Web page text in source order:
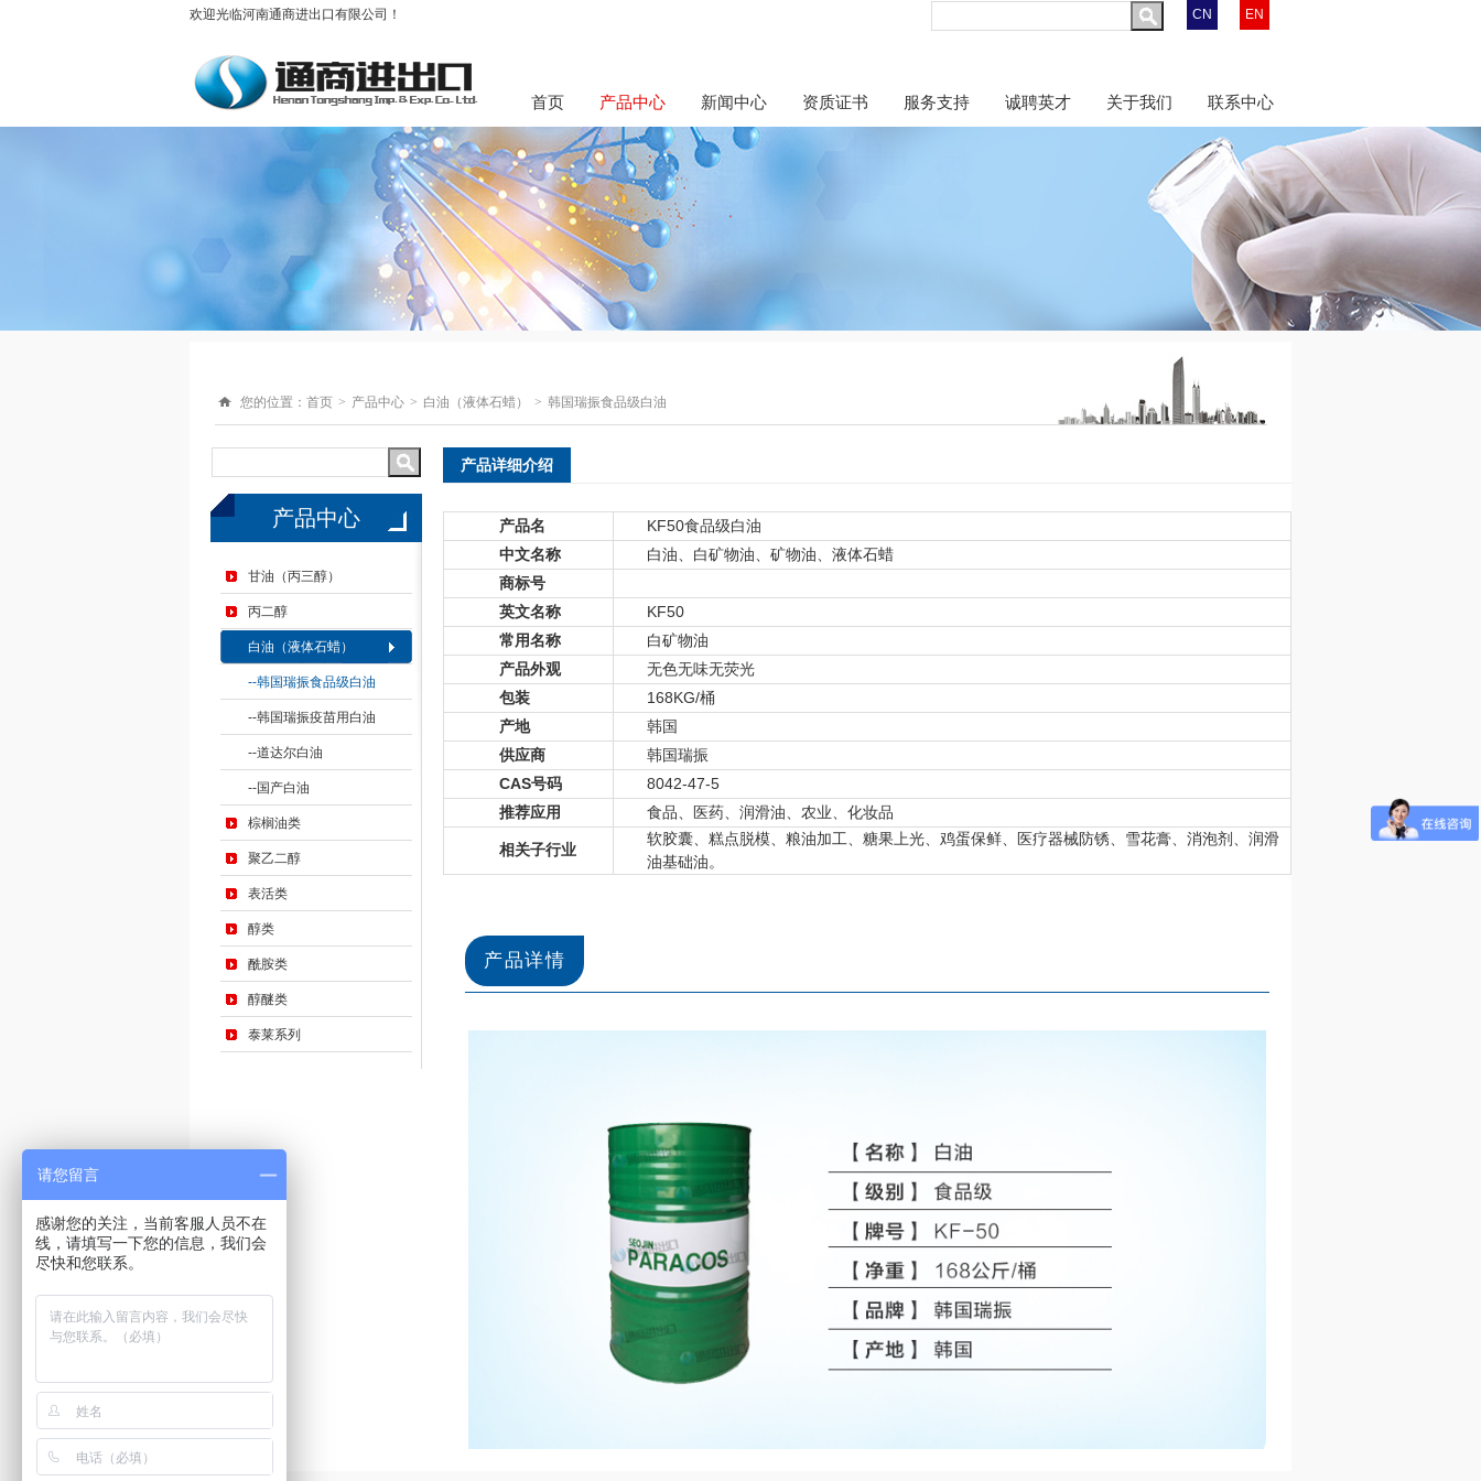
欢迎光临河南通商进出口有限公司！ CN EN
首页 产品中心 新闻中心 资质证书 服务支持 诚聘英才 关于我们 联系中心
您的位置： 首页 产品中心 白油（液体石蜡） 韩国瑞振食品级白油
产品中心
甘油（丙三醇）
丙二醇
白油（液体石蜡）
韩国瑞振食品级白油
韩国瑞振疫苗用白油
道达尔白油
国产白油
棕榈油类
聚乙二醇
表活类
醇类
酰胺类
醇醚类
泰莱系列
产品详细介绍
产品名
KF50食品级白油
中文名称
白油、白矿物油、矿物油、液体石蜡
商标号
英文名称
KF50
常用名称
白矿物油
产品外观
无色无味无荧光
包装
168KG/桶
产地
韩国
供应商
韩国瑞振
CAS号码
8042-47-5
推荐应用
食品、医药、润滑油、农业、化妆品
相关子行业
软胶囊、糕点脱模、粮油加工、糖果上光、鸡蛋保鲜、医疗器械防锈、雪花膏、消泡剂、润滑
油基础油。
产品详情
请您留言
感谢您的关注，当前客服人员不在
线，请填写一下您的信息，我们会
尽快和您联系。